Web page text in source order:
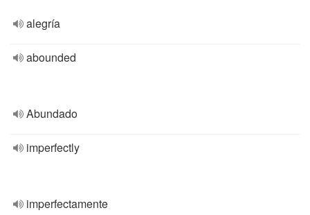
alegría
abounded
Abundado
imperfectly
imperfectamente